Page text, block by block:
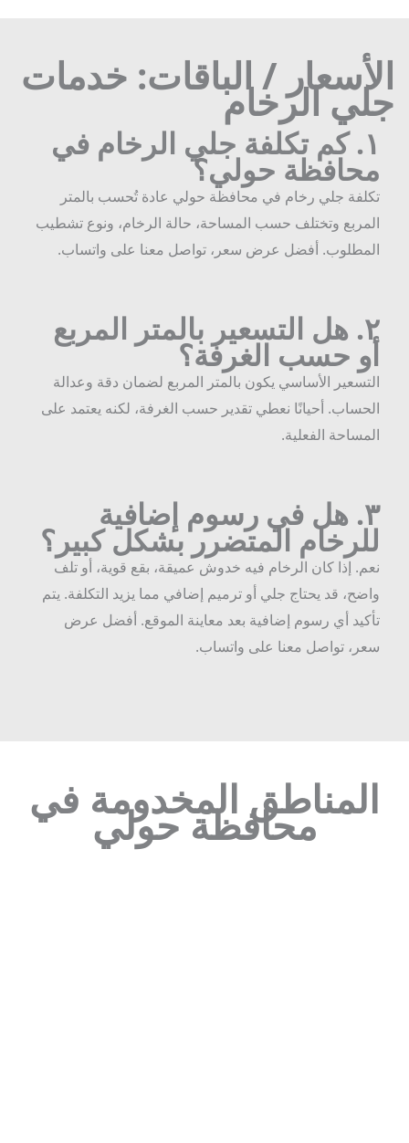
/ الباقات: خدمات
الرخام
كم تكلفة جلي الرخام في
محافظة حولي؟
تكلفة جلي رخام في محافظة حولي عادة تُحسب بالمتر
المربع وتختلف حسب المساحة، حالة الرخام، ونوع تشطيب
المطلوب. أفضل عرض سعر، تواصل معنا على واتساب.
هل التسعير بالمتر المربع
أو حسب الغرفة؟
التسعير الأساسي يكون بالمتر المربع لضمان دقة وعدالة
الحساب. أحيانًا نعطي تقدير حسب الغرفة، لكنه يعتمد على
المساحة الفعلية.
هل في رسوم إضافية
للرخام المتضرر بشكل كبير؟
نعم. إذا كان الرخام فيه خدوش عميقة، بقع قوية، أو تلف
واضح، قد يحتاج جلي أو ترميم إضافي مما يزيد التكلفة. يتم
تأكيد أي رسوم إضافية بعد معاينة الموقع. أفضل عرض
سعر، تواصل معنا على واتساب.
المناطق المخدومة في
محافظة حولي